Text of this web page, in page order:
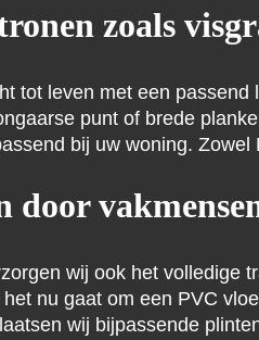
zoals
tot leven met een
punt of brede
bij uw woning.
door
wij ook het volledige
nu gaat om een PVC
wij bijpassende